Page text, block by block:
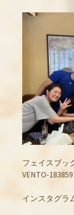
フェイスブッ
VENTO-
インスタグラ